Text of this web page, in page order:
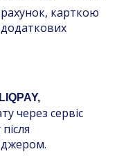
карткою
через сервіс